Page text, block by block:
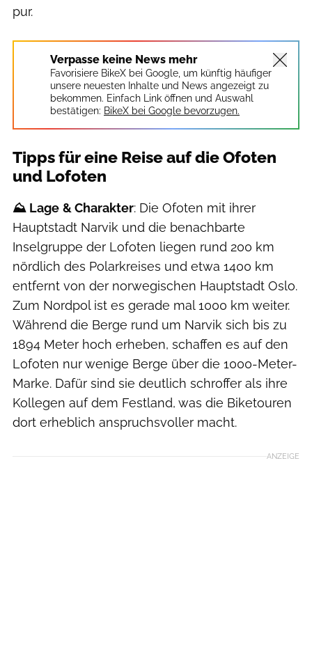
pur.
Verpasse keine News mehr
Favorisiere BikeX bei Google, um künftig häufiger
unsere neuesten Inhalte und News angezeigt zu
bekommen. Einfach Link öffnen und Auswahl
bestätigen: BikeX bei Google bevorzugen.
Tipps für eine Reise auf die Ofoten
und Lofoten
⛰️ Lage & Charakter: Die Ofoten mit ihrer
Hauptstadt Narvik und die benachbarte
Inselgruppe der Lofoten liegen rund 200 km
nördlich des Polarkreises und etwa 1400 km
entfernt von der norwegischen Hauptstadt Oslo.
Zum Nordpol ist es gerade mal 1000 km weiter.
Während die Berge rund um Narvik sich bis zu
1894 Meter hoch erheben, schaffen es auf den
Lofoten nur wenige Berge über die 1000-Meter-
Marke. Dafür sind sie deutlich schroffer als ihre
Kollegen auf dem Festland, was die Biketouren
dort erheblich anspruchsvoller macht.
ANZEIGE